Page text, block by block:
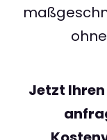
Jetzt